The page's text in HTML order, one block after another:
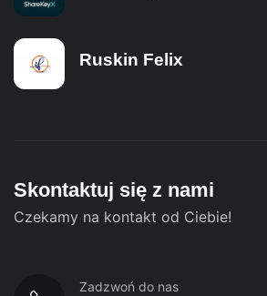
Ruskin Felix
Skontaktuj się z nami
Czekamy na kontakt od Ciebie!
Zadzwoń do nas